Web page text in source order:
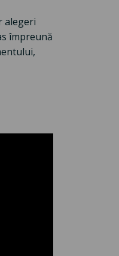
alegeri
împreună